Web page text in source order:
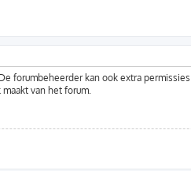
forumbeheerder kan ook extra
van het forum.